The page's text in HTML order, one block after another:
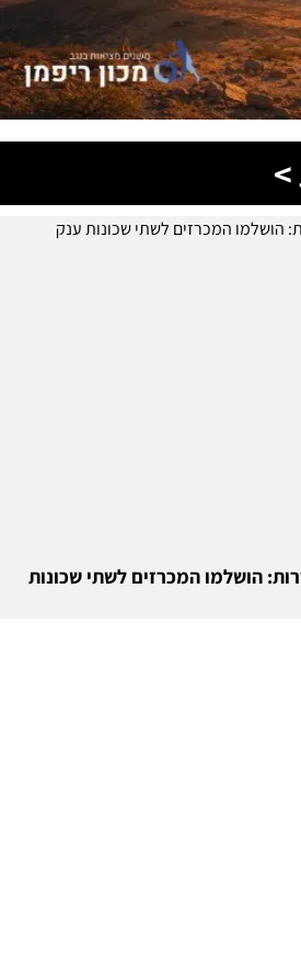
הושלמו המכרזים לשתי שכונות